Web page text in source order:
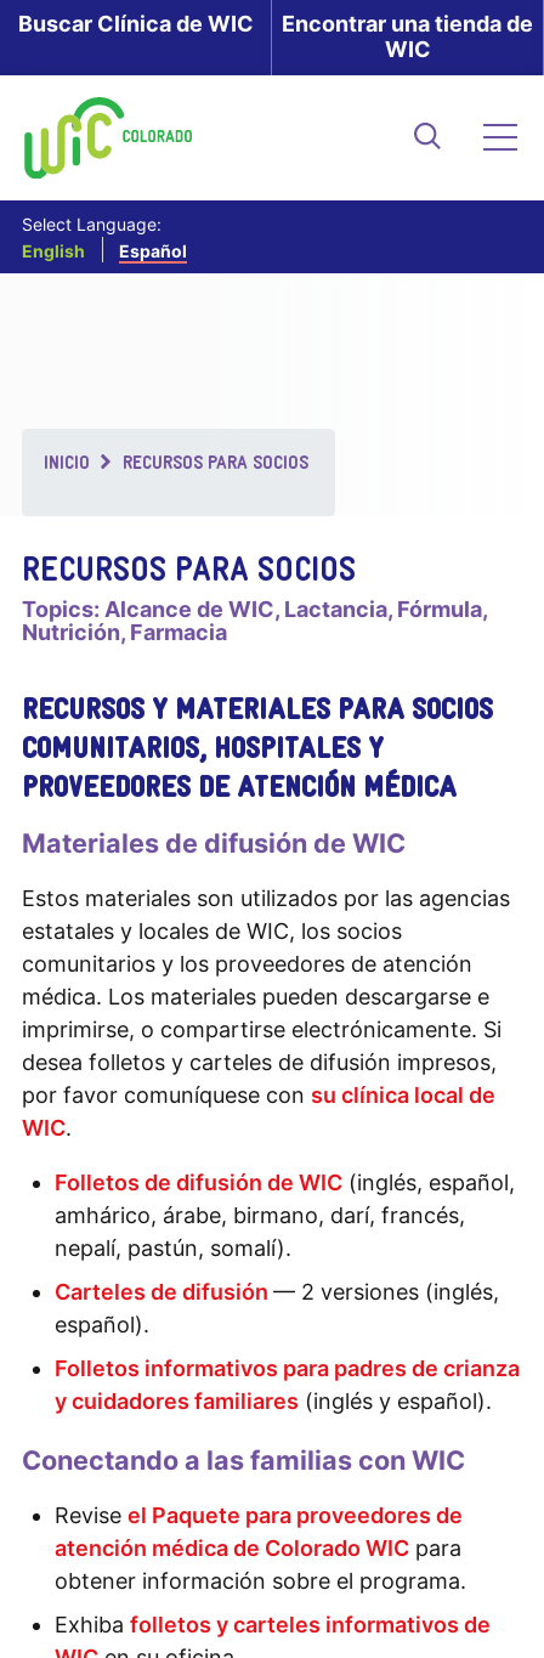
Skip
Buscar Clínica de WIC
Encontrar una tienda de
WIC
Select Language:
English
Español
Breadcrumb
INICIO RECURSOS PARA SOCIOS
RECURSOS PARA SOCIOS
Topics: Alcance de WIC Lactancia Fórmula
Nutrición Farmacia
RECURSOS Y MATERIALES PARA SOCIOS
COMUNITARIOS, HOSPITALES Y
PROVEEDORES DE ATENCIÓN MÉDICA
Materiales de difusión de WIC
Estos materiales son utilizados por las agencias
estatales y locales de WIC, los socios
comunitarios y los proveedores de atención
médica. Los materiales pueden descargarse e
imprimirse, o compartirse electrónicamente. Si
desea folletos y carteles de difusión impresos,
por favor comuníquese con su clínica local de
WIC.
Folletos de difusión de WIC (inglés, español,
amhárico, árabe, birmano, darí, francés,
nepalí, pastún, somalí).
Carteles de difusión — 2 versiones (inglés,
español).
Folletos informativos para padres de crianza
y cuidadores familiares (inglés y español).
Conectando a las familias con WIC
Revise el Paquete para proveedores de
atención médica de Colorado WIC para
obtener información sobre el programa.
Exhiba folletos y carteles informativos de